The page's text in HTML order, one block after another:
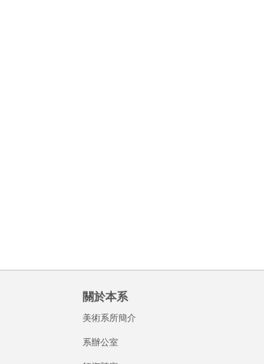
關於本系
美術系所簡介
系辦公室